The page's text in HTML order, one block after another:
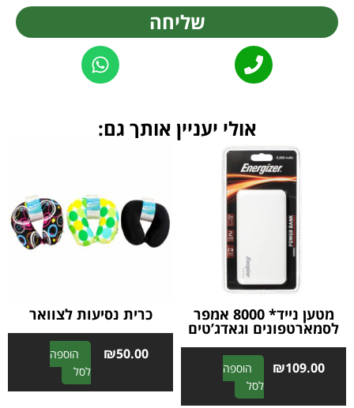
שליחה
אולי יעניין אותך גם:
מטען נייד* 8000 אמפר
לסמארטפונים וגאדג’טים
₪109.00
הוספה
לסל
A
l
כרית נסיעות לצוואר
₪50.00
הוספה
לסל
A
l